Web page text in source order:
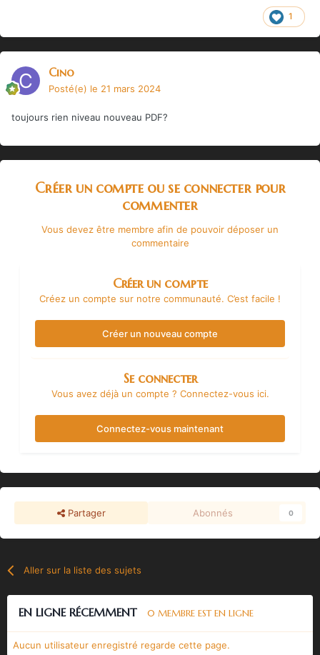
1
Cino
Posté(e) le 21 mars 2024
toujours rien niveau nouveau PDF?
Créer un compte ou se connecter pour
commenter
Vous devez être membre afin de pouvoir déposer un
commentaire
Créer un compte
Créez un compte sur notre communauté. C’est facile !
Créer un nouveau compte
Se connecter
Vous avez déjà un compte ? Connectez-vous ici.
Connectez-vous maintenant
Partager Abonnés 0
Aller sur la liste des sujets
EN LIGNE RÉCEMMENT 0 MEMBRE EST EN LIGNE
Aucun utilisateur enregistré regarde cette page.